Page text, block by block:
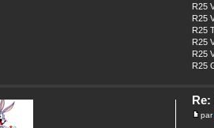
R25
R25
R25
R25
R25
R25